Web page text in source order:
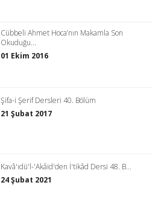
Cübbeli Ahmet Hoca’nın Makamla Son
Okuduğu...
01 Ekim 2016
Şifa-i Şerif Dersleri 40. Bölüm
21 Şubat 2017
Kavâ'ıdü'l-'Akâid'den İ'tikâd Dersi 48. B...
24 Şubat 2021